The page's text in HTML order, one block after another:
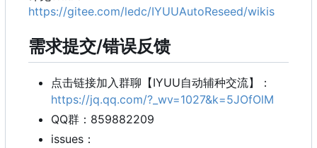
https://gitee.com/ledc/IYUUAutoReseed/wikis
需求提交/错误反馈
点击链接加入群聊【IYUU自动辅种交流】：
https://jq.qq.com/?_wv=1027&k=5JOfOlM
QQ群：859882209
issues ：